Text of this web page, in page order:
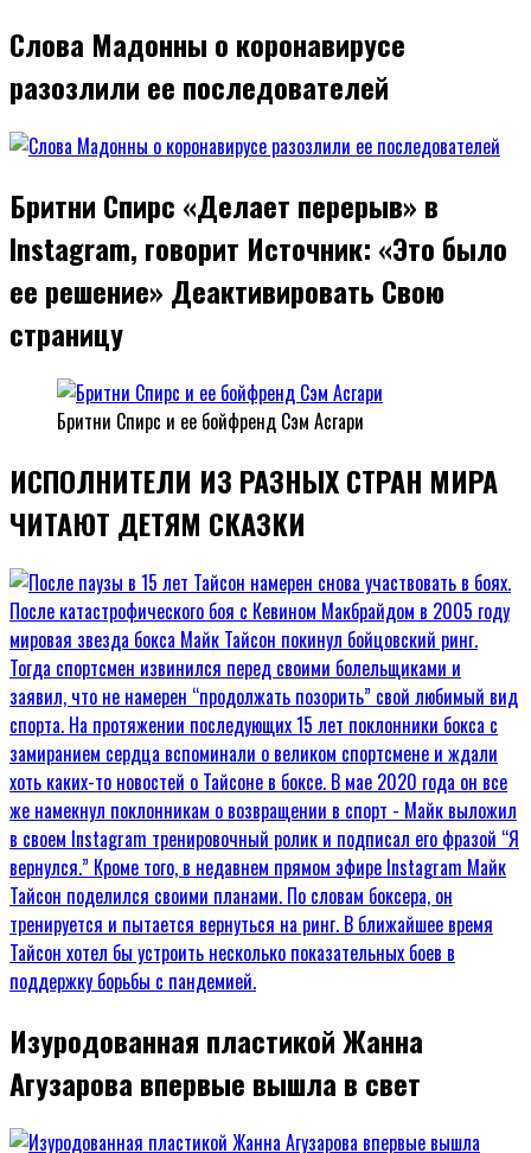
Слова Мадонны о коронавирусе
разозлили ее последователей
Бритни Спирс «Делает перерыв» в
Instagram, говорит Источник: «Это было
ее решение» Деактивировать Свою
страницу
Бритни Спирс и ее бойфренд Сэм Асгари
ИСПОЛНИТЕЛИ ИЗ РАЗНЫХ СТРАН МИРА
ЧИТАЮТ ДЕТЯМ СКАЗКИ
Изуродованная пластикой Жанна
Агузарова впервые вышла в свет